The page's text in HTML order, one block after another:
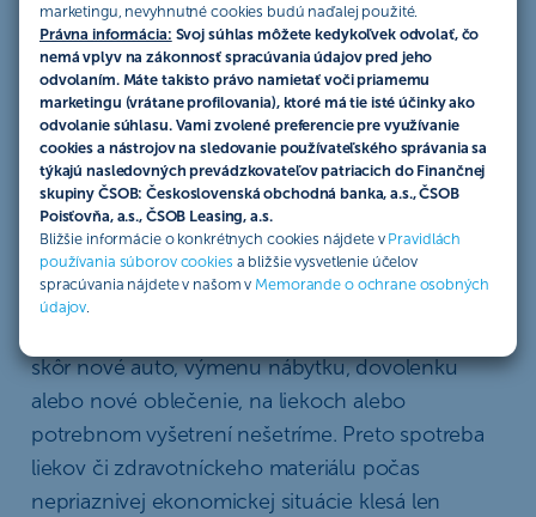
marketingu, nevyhnutné cookies budú naďalej použité.
Právna informácia: Svoj súhlas môžete kedykoľvek odvolať, čo
nemá vplyv na zákonnosť spracúvania údajov pred jeho
odvolaním. Máte takisto právo namietať voči priamemu
marketingu (vrátane profilovania), ktoré má tie isté účinky ako
odvolanie súhlasu. Vami zvolené preferencie pre využívanie
cookies a nástrojov na sledovanie používateľského správania sa
týkajú nasledovných prevádzkovateľov patriacich do Finančnej
skupiny ČSOB: Československá obchodná banka, a.s., ČSOB
Poisťovňa, a.s., ČSOB Leasing, a.s.
Bližšie informácie o konkrétnych cookies nájdete v Pravidlách
používania súborov cookies a bližšie vysvetlenie účelov
spracúvania nájdete v našom v Memorande o ochrane osobných
údajov
výrobcov zdravotníckych pomôcok a zariadení či
dodávateľov liekov a rôznych pomôcok. Patria
sem aj farmaceutické a biotechnologické
spoločnosti.
Ide o tzv.defenzívny sektor– čo znamená, že je
menej závislý od vývoja ekonomického cyklu. V
prípade nepriaznivej ekonomickej situácie je
dopad na tento sektor nižší, než na iné odvetvia.
Zdravie je skrátka prioritou
každého človeka, aj
skôr nové auto, výmenu nábytku, dovolenku
alebo nové oblečenie, na liekoch alebo
potrebnom vyšetrení nešetríme. Preto spotreba
liekov či zdravotníckeho materiálu počas
nepriaznivej ekonomickej situácie klesá len